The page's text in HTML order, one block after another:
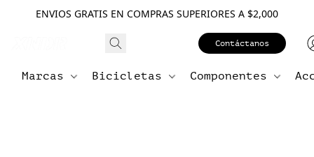
ENVIOS GRATIS EN COMPRAS SUPERIORES A $2,000
Contáctanos
Marcas Bicicletas Componentes